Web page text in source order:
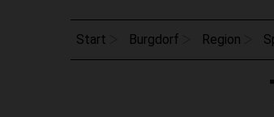
Start Burgdorf Region